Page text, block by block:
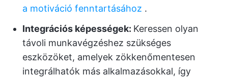
a motiváció fenntartásához .
Integrációs képességek: Keressen olyan
távoli munkavégzéshez szükséges
eszközöket, amelyek zökkenőmentesen
integrálhatók más alkalmazásokkal, így